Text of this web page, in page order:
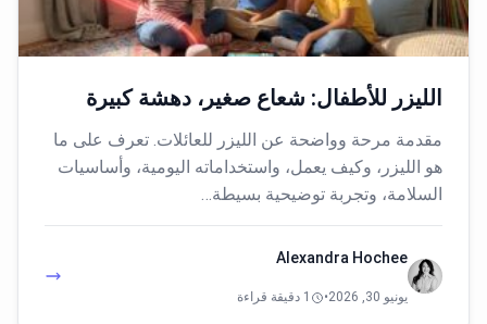
الليزر للأطفال: شعاع صغير، دهشة كبيرة
مقدمة مرحة وواضحة عن الليزر للعائلات. تعرف على ما
هو الليزر، وكيف يعمل، واستخداماته اليومية، وأساسيات
السلامة، وتجربة توضيحية بسيطة…
Alexandra Hochee
يونيو 30, 2026 • 1 دقيقة قراءة